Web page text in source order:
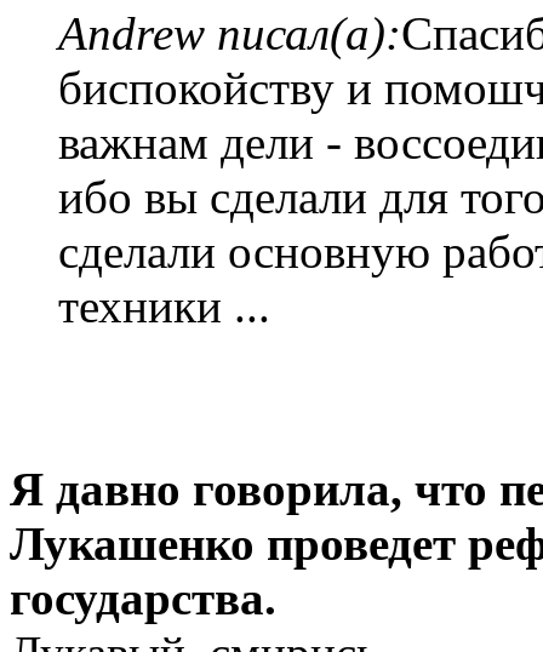
Andrew писал(а):
биспокойству и
важнам дели -
ибо вы сделали для
сделали основную
техники ...
Я давно говорила, что
Лукашенко проведет
государства.